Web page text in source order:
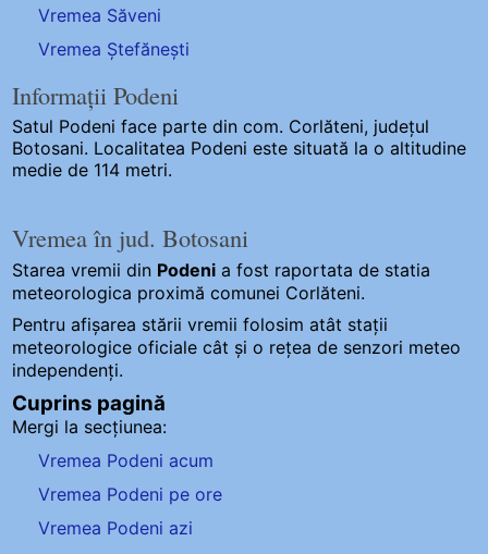
Vremea Săveni
Vremea Ștefănești
Informații Podeni
Satul Podeni face parte din com. Corlăteni, județul
Botosani. Localitatea Podeni este situată la o altitudine
medie de 114 metri.
Vremea în jud. Botosani
Starea vremii din Podeni a fost raportata de statia
meteorologica proximă comunei Corlăteni.
Pentru afișarea stării vremii folosim atât stații
meteorologice oficiale cât și o rețea de senzori meteo
independenți.
Cuprins pagină
Mergi la secțiunea:
Vremea Podeni acum
Vremea Podeni pe ore
Vremea Podeni azi